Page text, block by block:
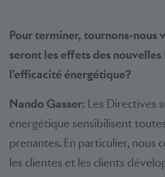
Pour terminer, tournons-nous
seront les effets des
l’efficacité énergétique?
Nando Gasser: Les Directives
énergétique sensibilisent
prenantes. En particulier, nous
les clientes et les clients